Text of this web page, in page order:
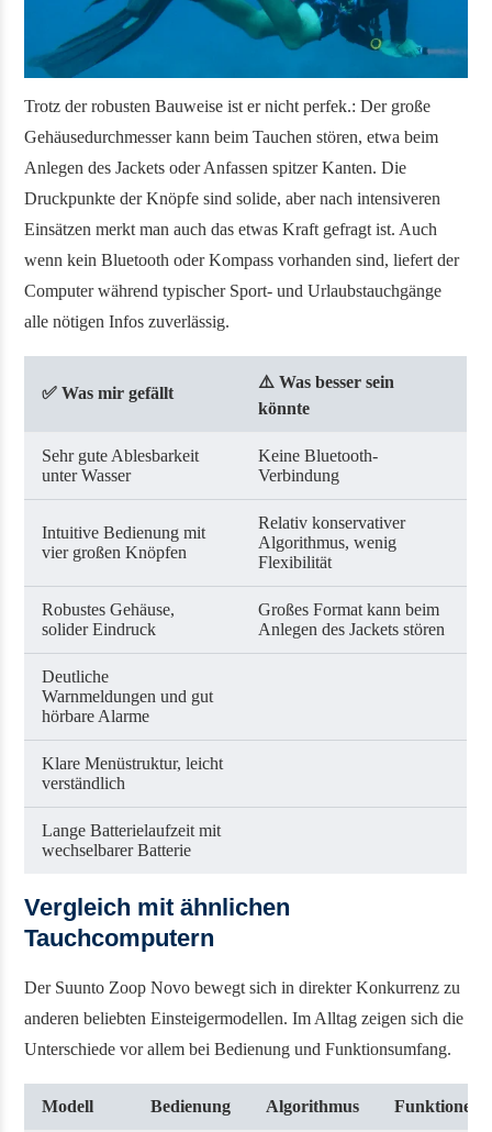
Trotz der robusten Bauweise ist er nicht perfek.: Der große
Gehäusedurchmesser kann beim Tauchen stören, etwa beim
Anlegen des Jackets oder Anfassen spitzer Kanten. Die
Druckpunkte der Knöpfe sind solide, aber nach intensiveren
Einsätzen merkt man auch das etwas Kraft gefragt ist. Auch
wenn kein Bluetooth oder Kompass vorhanden sind, liefert der
Computer während typischer Sport- und Urlaubstauchgänge
alle nötigen Infos zuverlässig.
✅ Was mir gefällt
⚠️ Was besser sein
könnte
Sehr gute Ablesbarkeit
unter Wasser
Keine Bluetooth-
Verbindung
Intuitive Bedienung mit
vier großen Knöpfen
Relativ konservativer
Algorithmus, wenig
Flexibilität
Robustes Gehäuse,
solider Eindruck
Großes Format kann beim
Anlegen des Jackets stören
Deutliche
Warnmeldungen und gut
hörbare Alarme
Klare Menüstruktur, leicht
verständlich
Lange Batterielaufzeit mit
wechselbarer Batterie
Vergleich mit ähnlichen
Tauchcomputern
Der Suunto Zoop Novo bewegt sich in direkter Konkurrenz zu
anderen beliebten Einsteigermodellen. Im Alltag zeigen sich die
Unterschiede vor allem bei Bedienung und Funktionsumfang.
Modell Bedienung Algorithmus Funktionen